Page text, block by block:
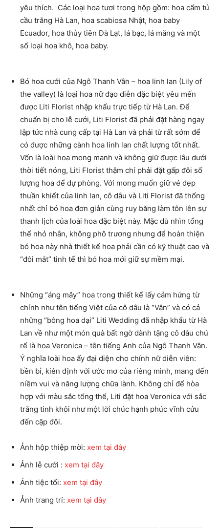
yêu thích. Các loại hoa tươi trong hộp gồm: hoa cẩm tú
cầu trắng Hà Lan, hoa scabiosa Nhật, hoa baby
Ecuador, hoa thủy tiên Đà Lạt, lá bạc, lá măng và một
số loại hoa khô, hoa baby.
Bó hoa cưới của Ngô Thanh Vân – hoa linh lan (Lily of
the valley) là loại hoa nữ đạo diễn đặc biệt yêu mến
được Liti Florist nhập khẩu trực tiếp từ Hà Lan. Để
chuẩn bị cho lễ cưới, Liti Florist đã phải đặt hàng ngay
lập tức nhà cung cấp tại Hà Lan và phải từ rất sớm để
có được những cành hoa linh lan chất lượng tốt nhất.
Vốn là loài hoa mong manh và không giữ được lâu dưới
thời tiết nóng, Liti Florist thậm chí phải đặt gấp đôi số
lượng hoa để dự phòng. Với mong muốn giữ vẻ đẹp
thuần khiết của linh lan, cô dâu và Liti Florist đã thống
nhất chỉ bó hoa đơn giản cùng ruy băng làm tôn lên sự
thanh lịch của loài hoa đặc biệt này. Mặc dù nhìn tổng
thể nhỏ nhắn, không phô trương nhưng để hoàn thiện
bó hoa này nhà thiết kế hoa phải cần có kỹ thuật cao và
“đôi mắt” tinh tế thì bó hoa mới giữ sự mềm mại.
Những “áng mây” hoa trong thiết kế lấy cảm hứng từ
chính như tên tiếng Việt của cô dâu là “Vân” và có cả
những “bông hoa dại” Liti Wedding đã nhập khẩu từ Hà
Lan về như một món quà bất ngờ dành tặng cô dâu chú
rể là hoa Veronica – tên tiếng Anh của Ngô Thanh Vân.
Ý nghĩa loài hoa ấy đại diện cho chính nữ diễn viên:
bền bỉ, kiên định với ước mơ của riêng mình, mang đến
niềm vui và năng lượng chữa lành. Không chỉ để hòa
hợp với màu sắc tổng thể, Liti đặt hoa Veronica với sắc
trắng tinh khôi như một lời chúc hạnh phúc vĩnh cửu
đến cặp đôi.
Ảnh hộp thiệp mời: xem tại đây
Ảnh lễ cưới : xem tại đây
Ảnh tiệc tối: xem tại đây
Ảnh trang trí: xem tại đây